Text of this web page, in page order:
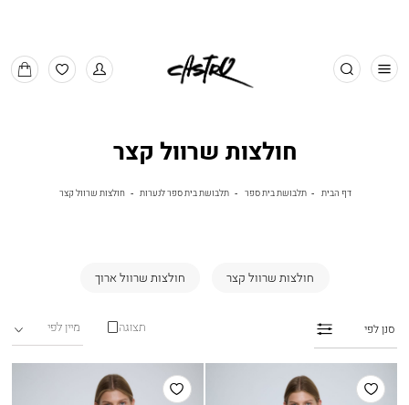
חפש למעבר
למועדפים
MY
חולצות שרוול קצר
דף הבית דף תלבושת בית ספר תלבושת
תלבושת בית ספר לנערות תלבושת
חולצות שרוול קצר
חולצות שרוול קצר חולצות שרוול ארוך
סנן לפי תצוגה
הוסף
למועדפים
הוסף
למועדפים